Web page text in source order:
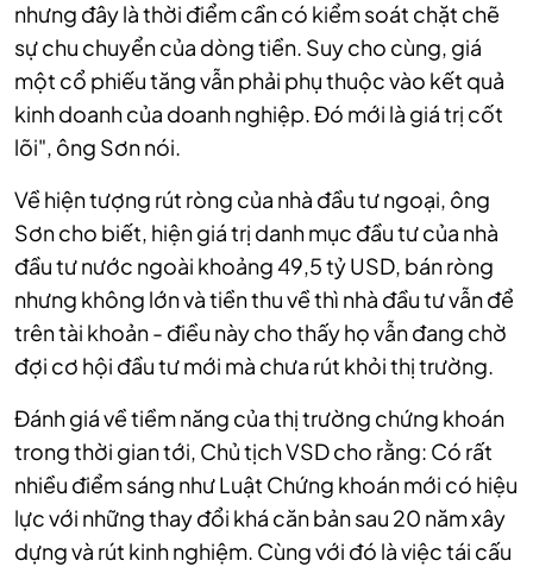
nhưng đây là thời điểm cần có kiểm soát chặt chẽ
sự chu chuyển của dòng tiền. Suy cho cùng, giá
một cổ phiếu tăng vẫn phải phụ thuộc vào kết quả
kinh doanh của doanh nghiệp. Đó mới là giá trị cốt
lõi", ông Sơn nói.
Về hiện tượng rút ròng của nhà đầu tư ngoại, ông
Sơn cho biết, hiện giá trị danh mục đầu tư của nhà
đầu tư nước ngoài khoảng 49,5 tỷ USD, bán ròng
nhưng không lớn và tiền thu về thì nhà đầu tư vẫn để
trên tài khoản - điều này cho thấy họ vẫn đang chờ
đợi cơ hội đầu tư mới mà chưa rút khỏi thị trường.
Đánh giá về tiềm năng của thị trường chứng khoán
trong thời gian tới, Chủ tịch VSD cho rằng: Có rất
nhiều điểm sáng như Luật Chứng khoán mới có hiệu
lực với những thay đổi khá căn bản sau 20 năm xây
dựng và rút kinh nghiệm. Cùng với đó là việc tái cấu